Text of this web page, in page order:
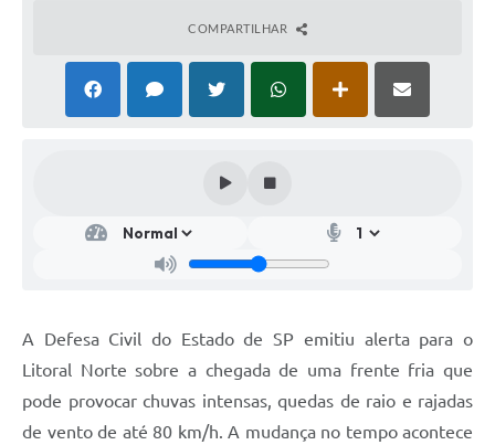
COMPARTILHAR
A Defesa Civil do Estado de SP emitiu alerta para o
Litoral Norte sobre a chegada de uma frente fria que
pode provocar chuvas intensas, quedas de raio e rajadas
de vento de até 80 km/h. A mudança no tempo acontece